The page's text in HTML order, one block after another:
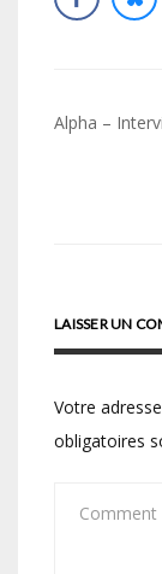
Alpha –
LAISSER UN
Votre
obligatoires